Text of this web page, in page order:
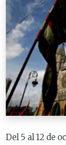
Del 5 al 12 de